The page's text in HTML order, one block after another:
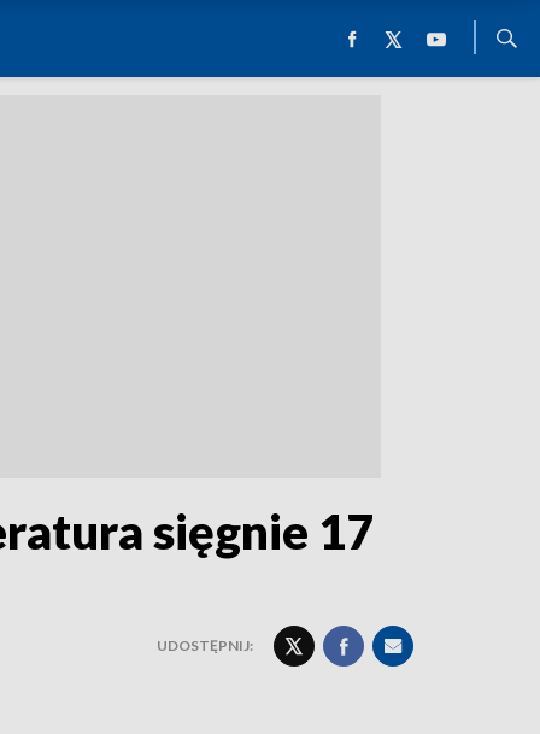
sięgnie 17
UDOSTĘPNIJ: